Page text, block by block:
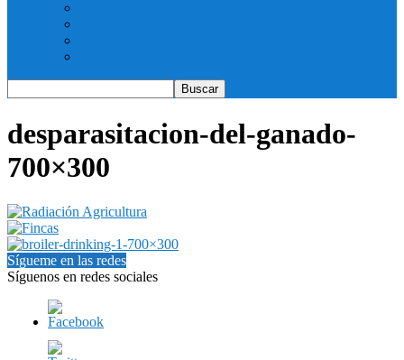
desparasitacion-del-ganado-
700×300
Sígueme en las redes
Síguenos en redes sociales